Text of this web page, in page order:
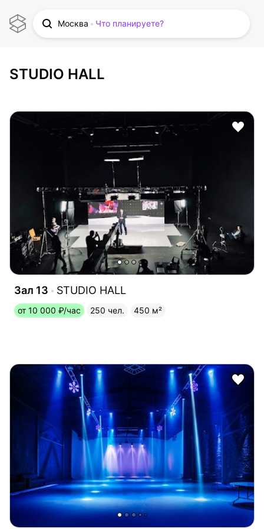
Москва Что планируете?
STUDIO HALL
Зал 13 STUDIO HALL
от 10 000 ₽/час 250 чел. 450 м²